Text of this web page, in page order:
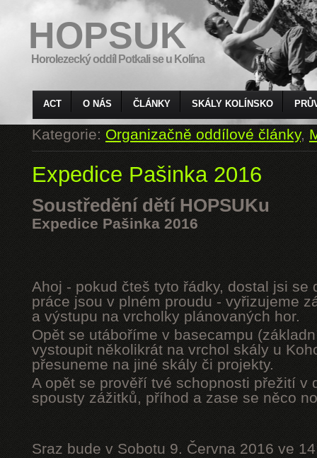
HOPSUK
Horolezecký oddíl Potkali se u Kolína
ACT O NÁS ČLÁNKY SKÁLY KOLÍNSKO
Kategorie:Organizačně oddílové články,
Expedice Pašinka 2016
Soustředění dětí HOPSUKu
Expedice Pašinka 2016
Ahoj - pokud čteš tyto řádky, dostal jsi se
práce jsou v plném proudu - vyřizujeme
a výstupu na vrcholky plánovaných hor.
Opět se utáboříme v basecampu
vystoupit několikrát na vrchol skály u
přesuneme na jiné skály či projekty.
A opět se prověří tvé schopnosti přežití v
spousty zážitků, příhod a zase se něco
Sraz bude v Sobotu 9. Června 2016 ve